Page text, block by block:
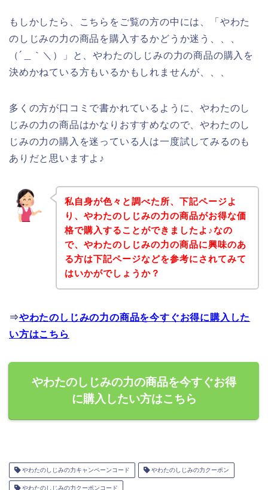
もしかしたら、こちらをご覧の方の中には、「やわた
のしじみの力の商品を購入するかどうか迷う、、、
（´＿｀＼）」と、やわたのしじみの力の商品の購入を
決めかねている方もいるかもしれませんが、、、
多くの方が口コミで書かれているように、やわたのし
じみの力の商品はかなりおすすめなので、やわたのし
じみの力の購入を迷っている人は一度試してみるのも
ありだと思いますよ♪
私自身が色々と調べた所、下記ページよ
り、やわたのしじみの力の商品がお得な価
格で購入することができましたよ♪なの
で、やわたのしじみの力の商品に興味のあ
る方は下記ページなどを参考にされてみて
はいかがでしょうか？
⇒やわたのしじみの力の商品を今すぐお得に購入した
い方はこちら
やわたのしじみの力の商品を今すぐお得
に購入したい方はこちら
やわたのしじみの力キャンペーンコード やわたのしじみの力クーポン
やわたのしじみの力クーポンコード